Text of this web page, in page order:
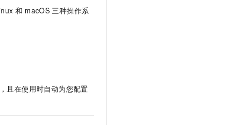
和 macOS 三种操作系
且在使用时自动为您配置
、识别商机，让客服更高效、服务更出色。